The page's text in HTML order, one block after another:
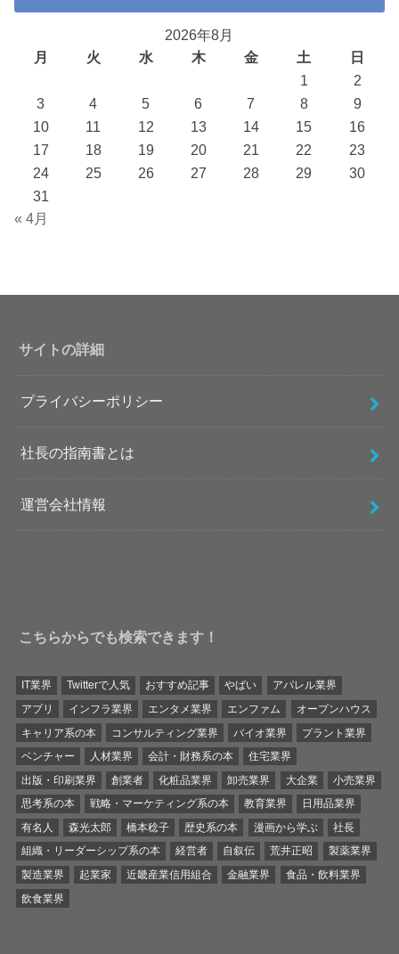
2026年8月
月
火 水 木 金 土
日
1
2
3
4 5 6 7 8
9
10
11 12 13 14 15
16
17
18 19 20 21 22
23
24
25 26 27 28 29
30
31
« 4月
サイトの詳細
プライバシーポリシー
社長の指南書とは
運営会社情報
こちらからでも検索できます！
IT業界 Twitterで人気 おすすめ記事 やばい
アパレル業界
アプリ
インフラ業界 エンタメ業界 エンファム
オープンハウス
キャリア系の本
コンサルティング業界 バイオ業界
プラント業界
ベンチャー
人材業界 会計・財務系の本
住宅業界
出版・印刷業界
創業者 化粧品業界 卸売業界 大企業
小売業界
思考系の本
戦略・マーケティング系の本 教育業界
日用品業界
有名人
森光太郎 橋本稔子 歴史系の本 漫画から学ぶ
社長
組織・リーダーシップ系の本
経営者 自叙伝 荒井正昭
製薬業界
製造業界
起業家 近畿産業信用組合 金融業界
食品・飲料業界
飲食業界